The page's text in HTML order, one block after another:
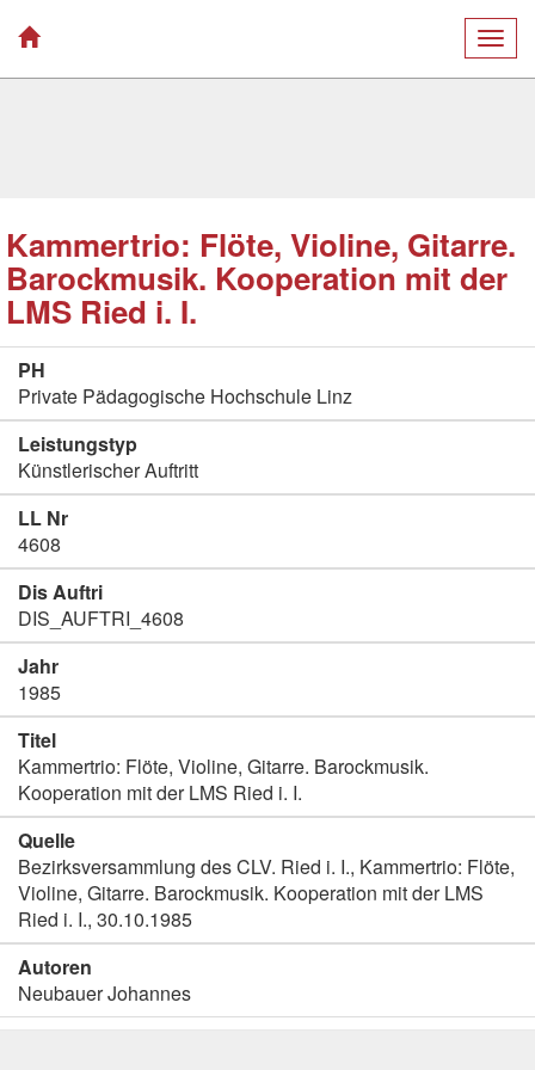
Kammertrio: Flöte, Violine, Gitarre.
Barockmusik. Kooperation mit der
LMS Ried i. I.
PH
Private Pädagogische Hochschule Linz
Leistungstyp
Künstlerischer Auftritt
LL Nr
4608
Dis Auftri
DIS_AUFTRI_4608
Jahr
1985
Titel
Kammertrio: Flöte, Violine, Gitarre. Barockmusik.
Kooperation mit der LMS Ried i. I.
Quelle
Bezirksversammlung des CLV. Ried i. I., Kammertrio: Flöte,
Violine, Gitarre. Barockmusik. Kooperation mit der LMS
Ried i. I., 30.10.1985
Autoren
Neubauer Johannes